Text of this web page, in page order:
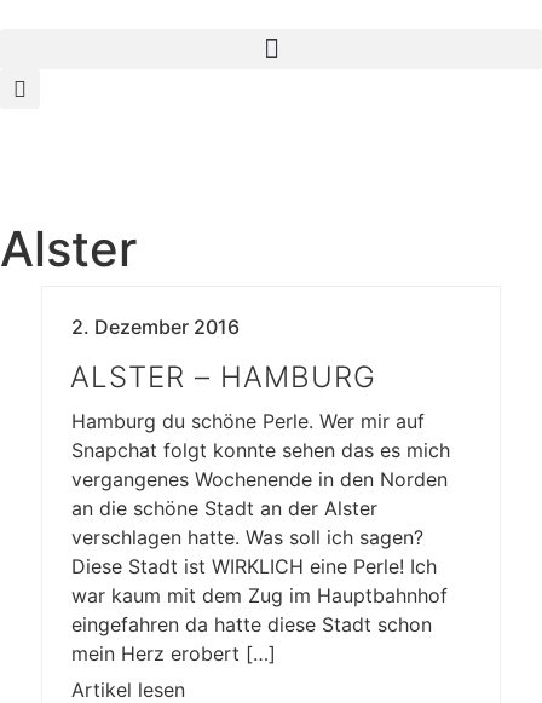
Alster
2. Dezember 2016
ALSTER – HAMBURG
Hamburg du schöne Perle. Wer mir auf
Snapchat folgt konnte sehen das es mich
vergangenes Wochenende in den Norden
an die schöne Stadt an der Alster
verschlagen hatte. Was soll ich sagen?
Diese Stadt ist WIRKLICH eine Perle! Ich
war kaum mit dem Zug im Hauptbahnhof
eingefahren da hatte diese Stadt schon
mein Herz erobert […]
Artikel lesen